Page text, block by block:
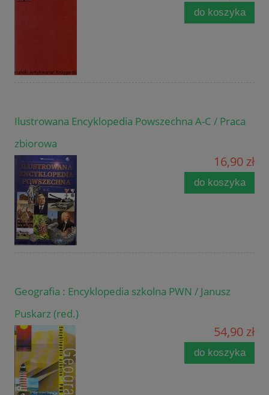
do koszyka
Ilustrowana Encyklopedia Powszechna A-C / Praca
zbiorowa
16,90 zł
do koszyka
Geografia : Encyklopedia szkolna PWN / Janusz
Puskarz (red.)
54,90 zł
do koszyka